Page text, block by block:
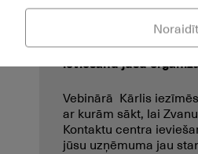
Pēc statistikas
90% no IT projektiem
var būt arī ar
ieviešanu jūsu
Vebinārā Kārlis
ar kurām sākt, lai
Kontaktu centra
jūsu uzņēmuma jau
Noraidīt